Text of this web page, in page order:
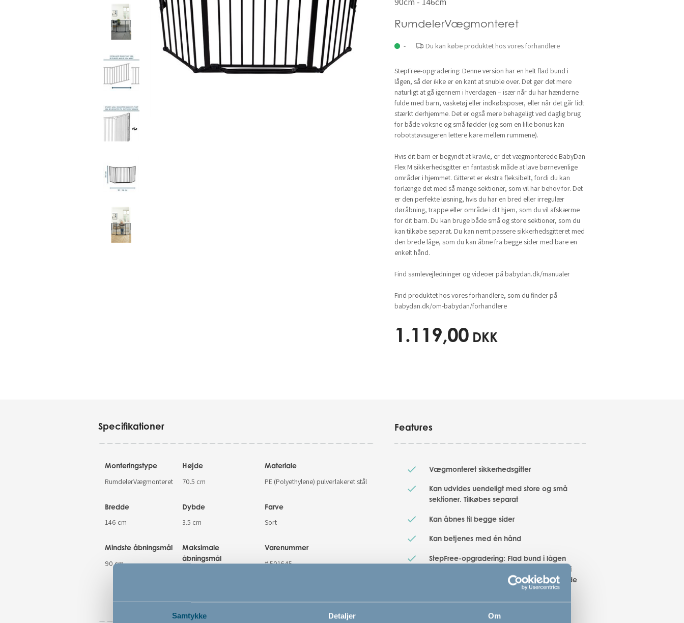
Samtykke Detaljer Om
RumdelerVægmonteret
- Du kan købe produktet hos vores forhandlere
StepFree-opgradering: Denne version har en helt flad bund i
lågen, så der ikke er en kant at snuble over. Det gør det mere
naturligt at gå igennem i hverdagen – især når du har hænderne
fulde med barn, vasketøj eller indkøbsposer, eller når det går lidt
stærkt derhjemme. Det er også mere behageligt ved daglig brug
for både voksne og små fødder (og som en lille bonus kan
robotstøvsugeren lettere køre mellem rummene).
Hvis dit barn er begyndt at kravle, er det vægmonterede BabyDan
Flex M sikkerhedsgitter en fantastisk måde at lave børnevenlige
områder i hjemmet. Gitteret er ekstra fleksibelt, fordi du kan
forlænge det med så mange sektioner, som vil har behov for. Det
er den perfekte løsning, hvis du har en bred eller irregulær
døråbning, trappe eller område i dit hjem, som du vil afskærme
for dit barn. Du kan bruge både små og store sektioner, som du
kan tilkøbe separat. Du kan nemt passere sikkerhedsgitteret med
den brede låge, som du kan åbne fra begge sider med bare en
enkelt hånd.
Find samlevejledninger og videoer på babydan.dk/manualer
Find produktet hos vores forhandlere, som du finder på
babydan.dk/om-babydan/forhandlere
1.119,00 DKK
Specifikationer
Monteringstype
RumdelerVægmonteret
Højde
70.5 cm
Bredde
146 cm
Dybde
3.5 cm
Mindste åbningsmål
90 cm
Maksimale
åbningsmål
Materiale
PE (Polyethylene) pulverlakeret stål
Farve
Sort
Varenummer
# 501645
EN 1930 : 2011
Features
Vægmonteret sikkerhedsgitter
Kan udvides uendeligt med store og små
sektioner. Tilkøbes separat
Kan åbnes til begge sider
Kan betjenes med én hånd
StepFree-opgradering: Flad bund i lågen
uden snublekant – mere naturlig passage i
hverdagen, især når du har hænderne fulde
(robotstøvsuger kommer også lettere
igennem)